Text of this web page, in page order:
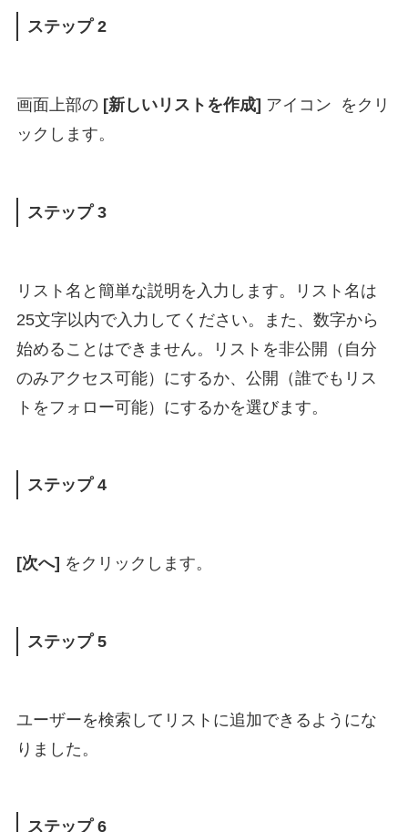
ステップ 2
画面上部の [新しいリストを作成] アイコン をクリ
ックします。
ステップ 3
リスト名と簡単な説明を入力します。リスト名は
25文字以内で入力してください。また、数字から
始めることはできません。リストを非公開（自分
のみアクセス可能）にするか、公開（誰でもリス
トをフォロー可能）にするかを選びます。
ステップ 4
[次へ] をクリックします。
ステップ 5
ユーザーを検索してリストに追加できるようにな
りました。
ステップ 6